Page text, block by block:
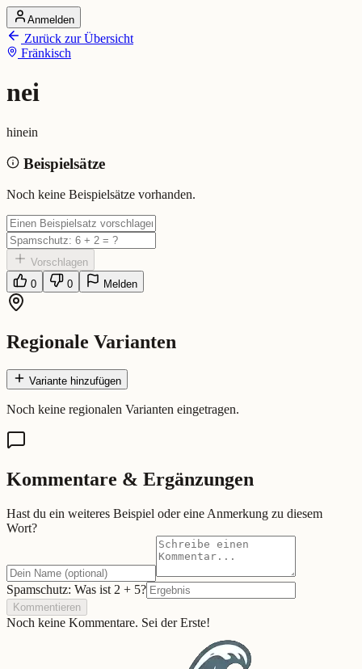
Startseite
Alle Dialekte
Dialekte vergleichen
Ranking
nei (Fränkisch)
Bedeutung:hinein
Anmelden
Zurück zur Übersicht
Fränkisch
nei
hinein
Beispielsätze
Noch keine Beispielsätze vorhanden.
Vorschlagen
0
0 Melden
Regionale Varianten
Variante hinzufügen
Noch keine regionalen Varianten eingetragen.
Kommentare & Ergänzungen
Hast du ein weiteres Beispiel oder eine Anmerkung zu diesem
Wort?
Spamschutz: Was ist 2 + 5?
Kommentieren
Noch keine Kommentare. Sei der Erste!